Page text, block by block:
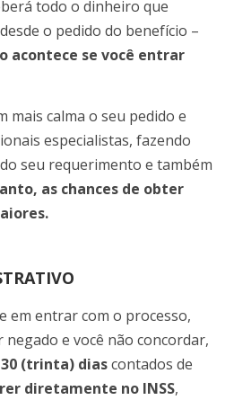
todo o dinheiro que
o pedido do benefício –
acontece se você entrar
mais calma o seu pedido e
especialistas, fazendo
seu requerimento e também
as chances de obter
em entrar com o processo,
e você não concordar,
(trinta) diascontados de
diretamente no INSS,